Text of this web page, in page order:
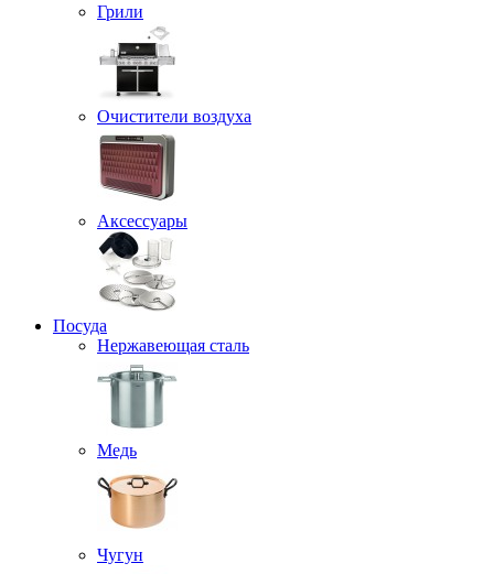
Грили
Очистители воздуха
Аксессуары
Посуда
Нержавеющая сталь
Медь
Чугун